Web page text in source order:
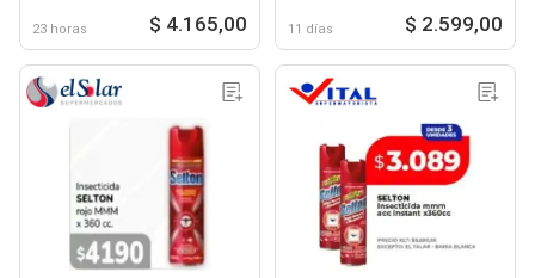
23 horas $ 4.165,00 11 días $ 2.599,00